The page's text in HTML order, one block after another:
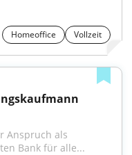
Homeoffice Vollzeit
Anspruch als
Bank für alle...